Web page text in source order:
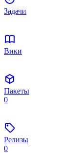
Задачи
Вики
Пакеты
0
Релизы
0